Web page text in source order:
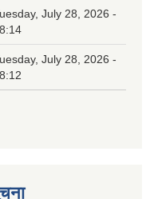
July 28, 2026 -
July 28, 2026 -